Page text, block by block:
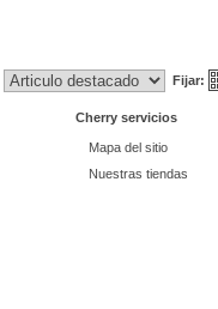
Fijar:
Cherry servicios
Mapa del sitio
Nuestras tiendas